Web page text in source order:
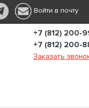
Войти в почту
+7 (812) 200-
+7 (812) 200-
Заказать